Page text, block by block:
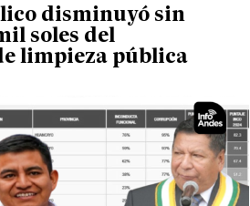
disminuyó sin
soles del
limpieza pública